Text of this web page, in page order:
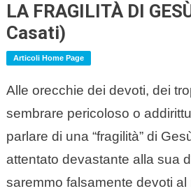
LA FRAGILITÀ DI
Casati)
Articoli Home Page
Alle orecchie dei devoti, dei
sembrare pericoloso o
parlare di una “fragilità” di
attentato devastante alla sua
saremmo falsamente devoti al